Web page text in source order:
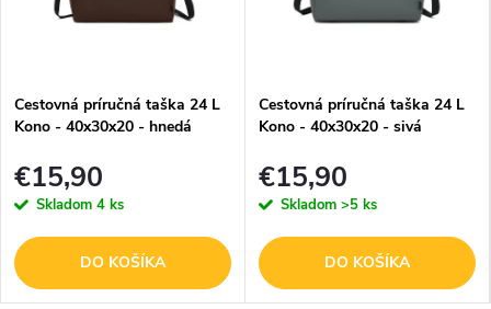
Cestovná príručná taška 24 L
Kono - 40x30x20 - hnedá
€15,90
Skladom 4 ks
DO KOŠÍKA
Cestovná príručná taška 24 L
Kono - 40x30x20 - sivá
€15,90
Skladom >5 ks
DO KOŠÍKA